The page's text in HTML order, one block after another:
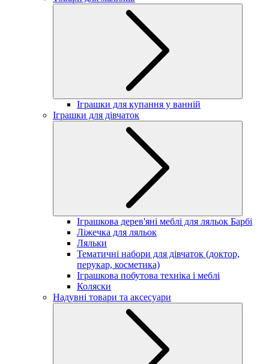
Іграшки для купання у ванній
Іграшки для дівчаток
Іграшкова дерев'яні меблі для ляльок Барбі
Ліжечка для ляльок
Ляльки
Тематичні набори для дівчаток (доктор,
перукар, косметика)
Іграшкова побутова техніка і меблі
Коляски
Надувні товари та аксесуари